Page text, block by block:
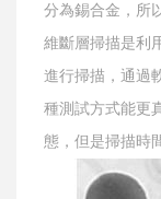
分為錫合金，所
維斷層掃描是利
進行掃描，通過
種測試方式能更
態，但是掃描時